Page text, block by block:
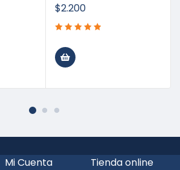
$2.200
Mi Cuenta Tienda online